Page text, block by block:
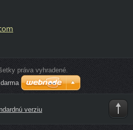
práva vyhradené.
verziu